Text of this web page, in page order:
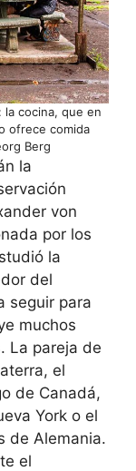
la cocina, que en
ofrece comida
Berg
la
von
por los
la
del
seguir para
muchos
La pareja de
el
de Canadá,
York o el
de Alemania.
el